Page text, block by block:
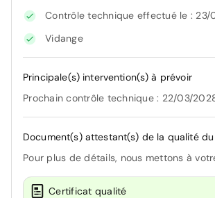
Contrôle technique effectué le : 23/
Vidange
Principale(s) intervention(s) à prévoir
Prochain contrôle technique : 22/03/
Document(s) attestant(s) de la qualité
Pour plus de détails, nous mettons à
Certificat qualité